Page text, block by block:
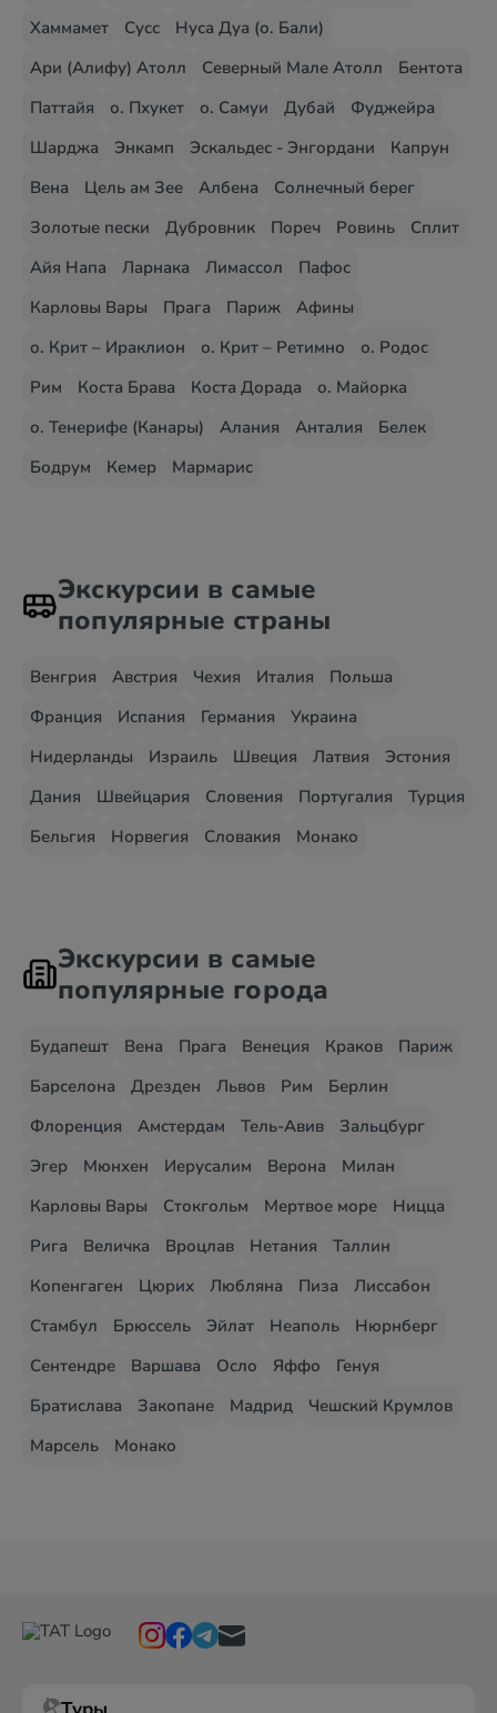
Хаммамет
Сусс
Нуса Дуа (о. Бали)
Ари (Алифу) Атолл
Северный Мале Атолл
Бентота
Паттайя
о. Пхукет о. Самуи Дубай
Фуджейра
Шарджа
Энкамп Эскальдес - Энгордани
Капрун
Вена
Цель ам Зее Албена
Солнечный берег
Золотые пески
Дубровник Пореч Ровинь
Сплит
Айя Напа
Ларнака Лимассол
Пафос
Карловы Вары
Прага Париж
Афины
о. Крит – Ираклион
о. Крит – Ретимно
о. Родос
Рим
Коста Брава Коста Дорада
о. Майорка
о. Тенерифе (Канары)
Алания Анталия
Белек
Бодрум
Кемер Мармарис
Экскурсии в самые
популярные страны
Венгрия Австрия Чехия Италия
Польша
Франция
Испания Германия
Украина
Нидерланды
Израиль Швеция Латвия
Эстония
Дания
Швейцария Словения Португалия
Турция
Бельгия
Норвегия Словакия Монако
Экскурсии в самые
популярные города
Будапешт Вена Прага Венеция Краков
Париж
Барселона
Дрезден Львов Рим
Берлин
Флоренция
Амстердам Тель-Авив
Зальцбург
Эгер
Мюнхен Иерусалим Верона
Милан
Карловы Вары
Стокгольм Мертвое море
Ницца
Рига
Величка Вроцлав Нетания
Таллин
Копенгаген
Цюрих Любляна Пиза
Лиссабон
Стамбул
Брюссель Эйлат Неаполь
Нюрнберг
Сентендре
Варшава Осло Яффо
Генуя
Братислава
Закопане Мадрид
Чешский Крумлов
Марсель
Монако